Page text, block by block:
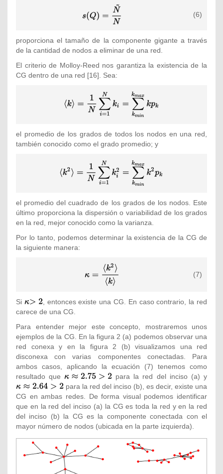
{\displaystyle
s(Q)={\frac
{N}}}
(6)
proporciona el tamaño de la componente gigante a través
de la cantidad de nodos a eliminar de una red.
El criterio de Molloy-Reed nos garantiza la existencia de la
CG dentro de una red [16]. Sea:
{\displaystyle \langle
k\rangle ={\frac {1}{N}}\sum
_{i=1}^{N}k_{i}=\sum
el promedio de los grados de todos los nodos en una red,
también conocido como el grado promedio; y
{\displaystyle \langle
k^{2}\rangle ={\frac {1}{N}}\sum
_{i=1}^{N}k_{i}^{2}=\sum
el promedio del cuadrado de los grados de los nodos. Este
último proporciona la dispersión o variabilidad de los grados
en la red, mejor conocido como la varianza.
Por lo tanto, podemos determinar la existencia de la CG de
la siguiente manera:
{\displaystyle
\kappa =
{\frac
k\rangle }}}
(7)
Si {\textstyle
\kappa
, entonces existe una CG. En caso contrario, la red
carece de una CG.
Para entender mejor este concepto, mostraremos unos
ejemplos de la CG. En la figura 2 (a) podemos observar una
red conexa y en la figura 2 (b) visualizamos una red
disconexa con varias componentes conectadas. Para
ambos casos, aplicando la ecuación (7) tenemos como
resultado que {\textstyle
\kappa
\approx
2.75>2}
para la red del inciso (a) y
para la red del inciso (b), es decir, existe una
CG en ambas redes. De forma visual podemos identificar
que en la red del inciso (a) la CG es toda la red y en la red
del inciso (b) la CG es la componente conectada con el
mayor número de nodos (ubicada en la parte izquierda).